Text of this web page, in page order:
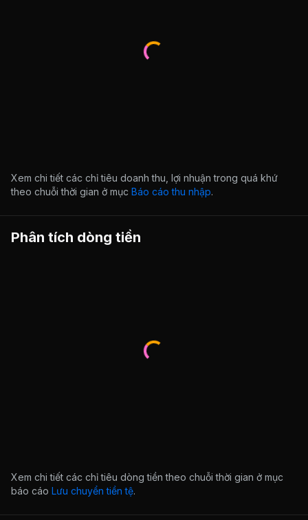
Xem chi tiết các chỉ tiêu doanh thu, lợi nhuận trong quá khứ
theo chuỗi thời gian ở mục Báo cáo thu nhập.
Phân tích dòng tiền
Xem chi tiết các chỉ tiêu dòng tiền theo chuỗi thời gian ở mục
báo cáo Lưu chuyển tiền tệ.